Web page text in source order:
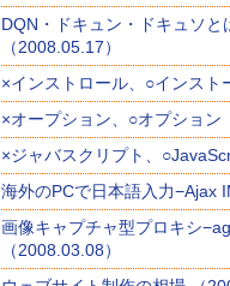
DQN・ドキュン・ドキュソと
（2008.05.17）
×インストロール、○インスト
×オープション、○オプション
×ジャバスクリプト、
海外のPCで日本語入力−Ajax
画像キャプチャ型プロキシ
（2008.03.08）